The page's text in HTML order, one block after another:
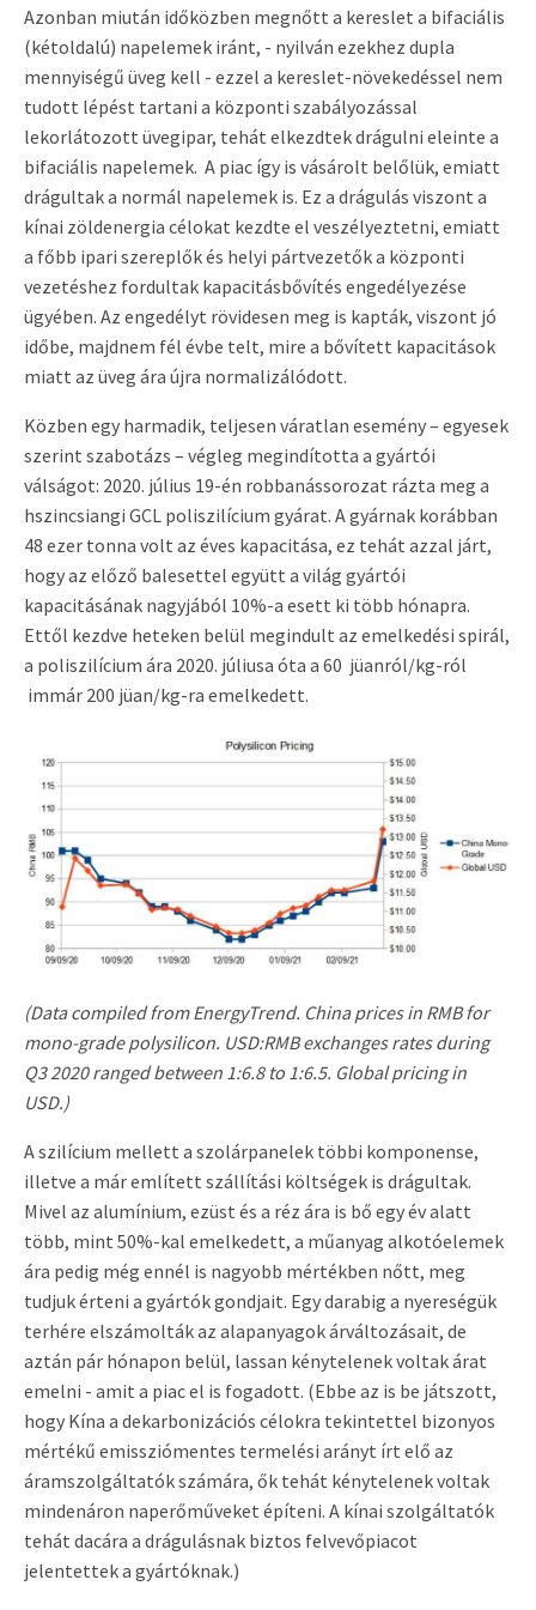
Azonban miután időközben megnőtt a kereslet a bifaciális
(kétoldalú) napelemek iránt, - nyilván ezekhez dupla
mennyiségű üveg kell - ezzel a kereslet-növekedéssel nem
tudott lépést tartani a központi szabályozással
lekorlátozott üvegipar, tehát elkezdtek drágulni eleinte a
bifaciális napelemek. A piac így is vásárolt belőlük, emiatt
drágultak a normál napelemek is. Ez a drágulás viszont a
kínai zöldenergia célokat kezdte el veszélyeztetni, emiatt
a főbb ipari szereplők és helyi pártvezetők a központi
vezetéshez fordultak kapacitásbővítés engedélyezése
ügyében. Az engedélyt rövidesen meg is kapták, viszont jó
időbe, majdnem fél évbe telt, mire a bővített kapacitások
miatt az üveg ára újra normalizálódott.
Közben egy harmadik, teljesen váratlan esemény – egyesek
szerint szabotázs – végleg megindította a gyártói
válságot: 2020. július 19-én robbanássorozat rázta meg a
hszincsiangi GCL poliszilícium gyárat. A gyárnak korábban
48 ezer tonna volt az éves kapacitása, ez tehát azzal járt,
hogy az előző balesettel együtt a világ gyártói
kapacitásának nagyjából 10%-a esett ki több hónapra.
Ettől kezdve heteken belül megindult az emelkedési spirál,
a poliszilícium ára 2020. júliusa óta a 60 jüanról/kg-ról
immár 200 jüan/kg-ra emelkedett.
(Data compiled from EnergyTrend. China prices in RMB for
mono-grade polysilicon. USD:RMB exchanges rates during
Q3 2020 ranged between 1:6.8 to 1:6.5. Global pricing in
USD.)
A szilícium mellett a szolárpanelek többi komponense,
illetve a már említett szállítási költségek is drágultak.
Mivel az alumínium, ezüst és a réz ára is bő egy év alatt
több, mint 50%-kal emelkedett, a műanyag alkotóelemek
ára pedig még ennél is nagyobb mértékben nőtt, meg
tudjuk érteni a gyártók gondjait. Egy darabig a nyereségük
terhére elszámolták az alapanyagok árváltozásait, de
aztán pár hónapon belül, lassan kénytelenek voltak árat
emelni - amit a piac el is fogadott. (Ebbe az is be játszott,
hogy Kína a dekarbonizációs célokra tekintettel bizonyos
mértékű emissziómentes termelési arányt írt elő az
áramszolgáltatók számára, ők tehát kénytelenek voltak
mindenáron naperőműveket építeni. A kínai szolgáltatók
tehát dacára a drágulásnak biztos felvevőpiacot
jelentettek a gyártóknak.)